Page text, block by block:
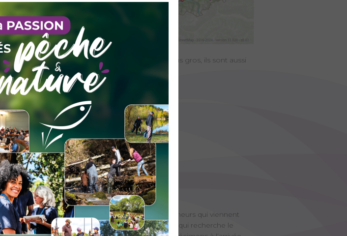
aussi une population d'ombles chevaliers : plus gros, ils sont aussi
l'Arc
Chambéry. Il est très fréquenté par les randonneurs qui viennent
end d’été, ce lac est déconseillé au pêcheur qui recherche le